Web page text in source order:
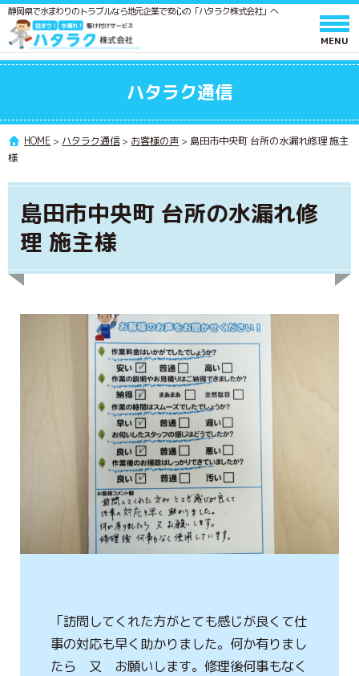
静岡県で水まわりのトラブルなら地元企業で安心の「ハタラク株式会社」へ
ホーム
サービスと料金
作業の流れ
会社情報
採用情報
協力業者募集
ハタラク通信
ハタラクブログ
作業・施工事例
簡単見積り
お問合わせ
ハタラク通信
HOME > ハタラク通信> お客様の声 > 島田市中央町 台所の水漏れ修理 施主
様
島田市中央町 台所の水漏れ修
理 施主様
「訪問してくれた方がとても感じが良くて仕
事の対応も早く助かりました。何か有りまし
たら 又 お願いします。修理後何事もなく